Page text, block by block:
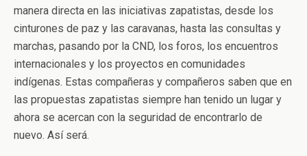
manera directa en las iniciativas zapatistas, desde los
cinturones de paz y las caravanas, hasta las consultas y
marchas, pasando por la CND, los foros, los encuentros
internacionales y los proyectos en comunidades
indígenas. Estas compañeras y compañeros saben que en
las propuestas zapatistas siempre han tenido un lugar y
ahora se acercan con la seguridad de encontrarlo de
nuevo. Así será.